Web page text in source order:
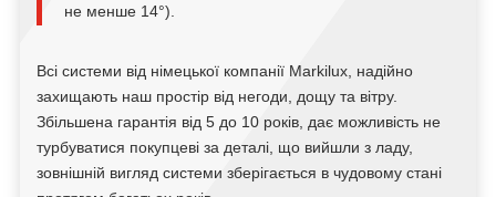
не менше 14°).
Всі системи від німецької компанії Markilux, надійно
захищають наш простір від негоди, дощу та вітру.
Збільшена гарантія від 5 до 10 років, дає можливість не
турбуватися покупцеві за деталі, що вийшли з ладу,
зовнішній вигляд системи зберігається в чудовому стані